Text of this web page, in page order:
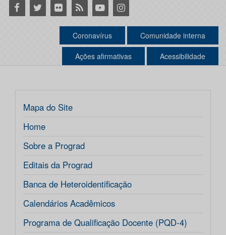
Facebook
Twitter Flickr RSS YoutubeInstagram
Coronavírus Comunidade interna
Ações afirmativas Acessibilidade
Mapa do Site
Home
Sobre a Prograd
Editais da Prograd
Banca de Heteroidentificação
Calendários Acadêmicos
Programa de Qualificação Docente (PQD-4)